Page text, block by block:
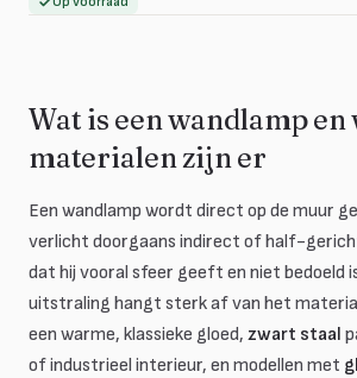
Wat is een wandlamp en
materialen zijn er
Een wandlamp wordt direct op de muur
verlicht doorgaans indirect of half-
dat hij vooral sfeer geeft en niet bedoeld
uitstraling hangt sterk af van het
een warme, klassieke gloed, zwart staal
of industrieel interieur, en modellen met